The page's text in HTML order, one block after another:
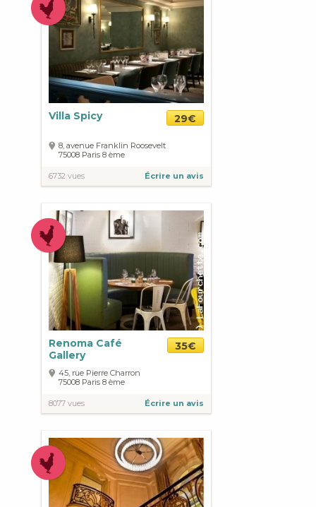
Villa Spicy 29€
8, avenue Franklin Roosevelt
75008 Paris 8 ème
6732 vues Écrire un avis
Renoma Café
Gallery
35€
45, rue Pierre Charron
75008 Paris 8 ème
8077 vues Écrire un avis